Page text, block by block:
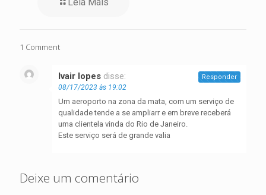
1 Comment
Ivair lopes disse:
08/17/2023 às 19:02
Um aeroporto na zona da mata, com um serviço de
qualidade tende a se ampliarr e em breve receberá
uma clientela vinda do Rio de Janeiro.
Este serviço será de grande valia
Responder
Deixe um comentário